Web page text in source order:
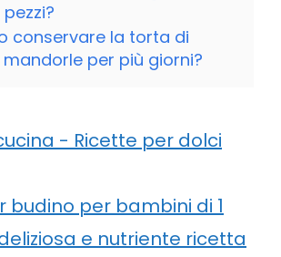
conservare la torta di
per più giorni?
- Ricette per dolci
budino per bambini di 1
e nutriente ricetta